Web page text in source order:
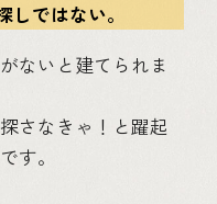
しではない。
ないと建てられま
さなきゃ！と躍起
す。